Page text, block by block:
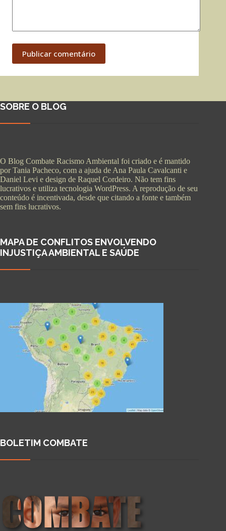
Publicar comentário
SOBRE O BLOG
O Blog Combate Racismo Ambiental foi criado e é mantido
por Tania Pacheco, com a ajuda de Ana Paula Cavalcanti e
Daniel Levi e design de Raquel Cordeiro. Não tem fins
lucrativos e utiliza tecnologia WordPress. A reprodução de seu
conteúdo é incentivada, desde que citando a fonte e também
sem fins lucrativos.
MAPA DE CONFLITOS ENVOLVENDO
INJUSTIÇA AMBIENTAL E SAÚDE
BOLETIM COMBATE